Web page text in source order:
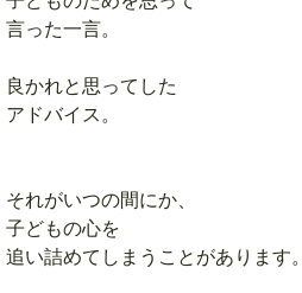
言った一言。
良かれと思ってした
アドバイス。
それがいつの間にか、
子どもの心を
追い詰めてしまうことがあります。